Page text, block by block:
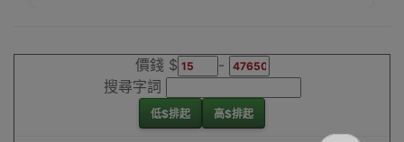
價錢 $
-
搜尋字詞
低$排起 高$排起